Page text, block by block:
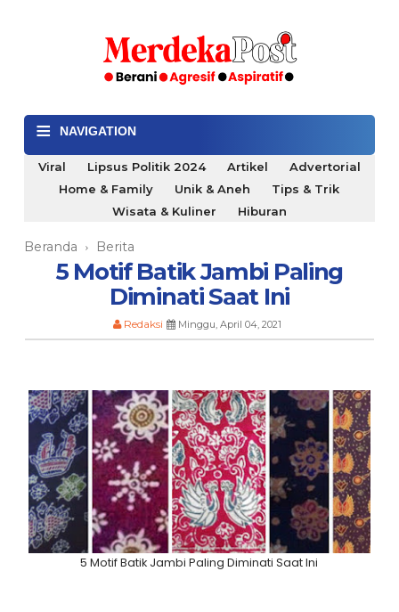
≡ NAVIGATION
Viral Lipsus Politik 2024 Artikel
Advertorial
Home & Family
Unik & Aneh
Tips & Trik
Wisata & Kuliner
Hiburan
Beranda › Berita
5 Motif Batik Jambi Paling
Diminati Saat Ini
Redaksi Minggu, April 04, 2021
5 Motif Batik Jambi Paling Diminati Saat Ini